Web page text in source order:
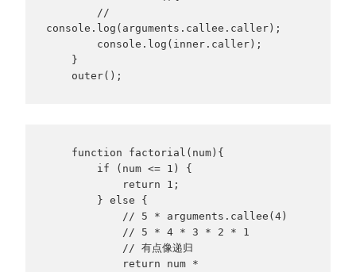
console.log(arguments.callee.caller);
    outer();